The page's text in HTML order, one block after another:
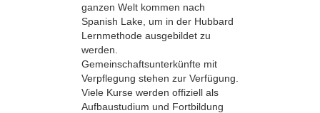
ganzen Welt kommen nach
Spanish Lake, um in der Hubbard
Lernmethode ausgebildet zu
werden.
Gemeinschaftsunterkünfte mit
Verpflegung stehen zur Verfügung.
Viele Kurse werden offiziell als
Aufbaustudium und Fortbildung